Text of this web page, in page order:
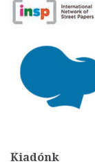
Kiadónk